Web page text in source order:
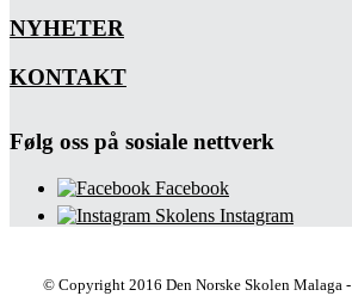
NYHETER
KONTAKT
Følg oss på sosiale nettverk
Facebook
Skolens Instagram
© Copyright 2016 Den Norske Skolen Malaga -